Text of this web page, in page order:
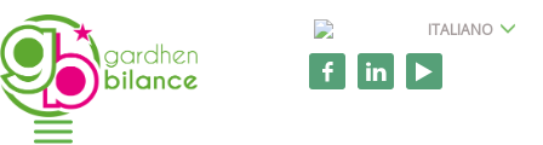
ITALIANO